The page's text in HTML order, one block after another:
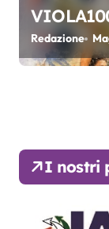
Redazione
I nostri